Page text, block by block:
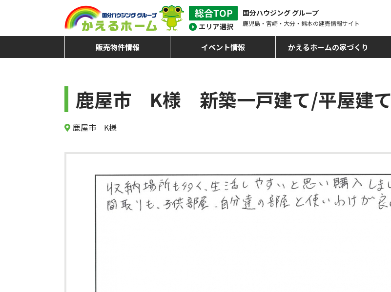
国分ハウジング グループ
鹿児島・宮崎・大分・熊本の建売情報サイト
販売物件情報 イベント情報 かえるホームの家づくり
鹿屋市 K様 新築一戸建て/平屋建て
鹿屋市 K様